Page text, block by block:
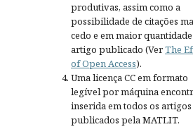
produtivas, assim como a
possibilidade de citações
cedo e em maior
artigo publicado (VerThe
of Open Access).
Uma licença CC em formato
legível por máquina
inserida em todos os artigos
publicados pela MATLIT.